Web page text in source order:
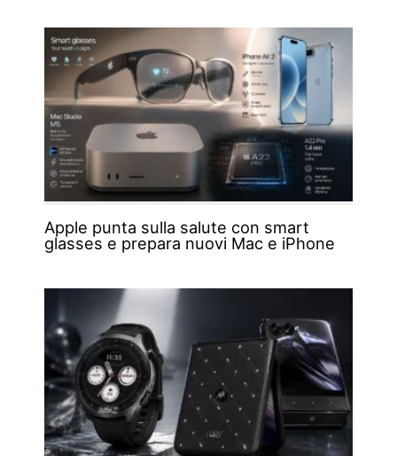
Apple punta sulla salute con smart
glasses e prepara nuovi Mac e iPhone